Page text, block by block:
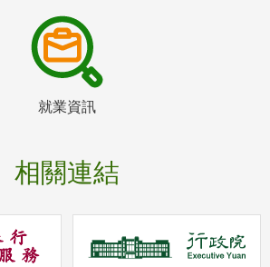
就業資訊
相關連結